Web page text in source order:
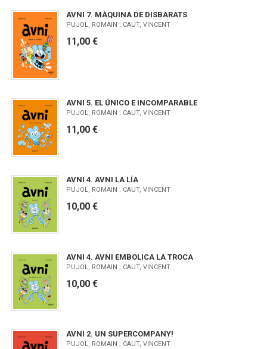
AVNI 7. MÀQUINA DE DISBARATS
PUJOL, ROMAIN ; CAUT, VINCENT
11,00 €
AVNI 5. EL ÚNICO E INCOMPARABLE
PUJOL, ROMAIN ; CAUT, VINCENT
11,00 €
AVNI 4. AVNI LA LÍA
PUJOL, ROMAIN ; CAUT, VINCENT
10,00 €
AVNI 4. AVNI EMBOLICA LA TROCA
PUJOL, ROMAIN ; CAUT, VINCENT
10,00 €
AVNI 2. UN SUPERCOMPANY!
PUJOL, ROMAIN ; CAUT, VINCENT